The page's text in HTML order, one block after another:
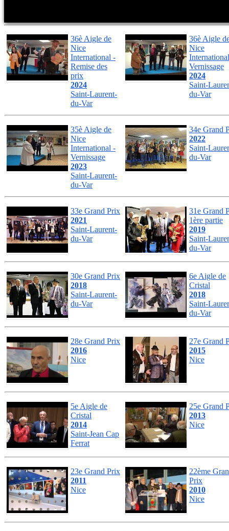
36è Aigle de
Nice
International -
Remise des
prix
2024
Saint-Laurent-
du-Var
36è Aigle
Nice
Vernissage
2024
Saint-
du-Var
35è Aigle de
Nice
International -
Vernissage
2023
Saint-Laurent-
du-Var
34e Grand
2022
Saint-
du-Var
33e Grand Prix
2021
Saint-Laurent-
du-Var
31e Grand
1ère partie
2019
Saint-
du-Var
30e Grand Prix
2018
Saint-Laurent-
du-Var
6e Aigle de
Cristal
2018
Saint-
du-Var
28e Grand Prix
2016
Nice
27e Grand
2015
Nice
5e Aigle de
Cristal
2014
Saint-Jean Cap
Ferrat
25e Grand
2013
Nice
23e Grand Prix
2011
Nice
22ème
Prix
2010
Nice